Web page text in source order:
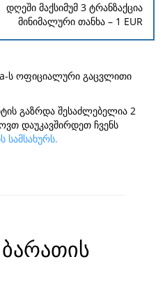
დღეში მაქსიმუმ 3 ტრანზაქცია
მინიმალური თანხა – 1 EUR
ს ოფიციალური გაცვლითი
გაზრდა შესაძლებელია 2
დაუკავშირდეთ ჩვენს
სამსახურს.